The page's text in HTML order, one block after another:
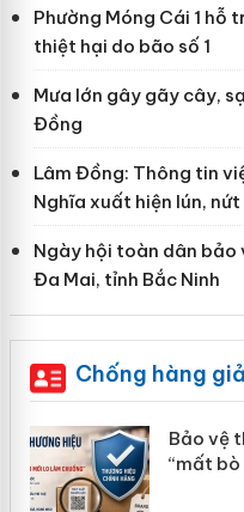
Phường Móng Cái 1 hỗ
thiệt hại do bão số 1
Mưa lớn gây gãy cây,
Đồng
Lâm Đồng: Thông tin
Nghĩa xuất hiện lún,
Ngày hội toàn dân bảo
Đa Mai, tỉnh Bắc Ninh
Chống hàng giả
Bảo vệ
“mất bò